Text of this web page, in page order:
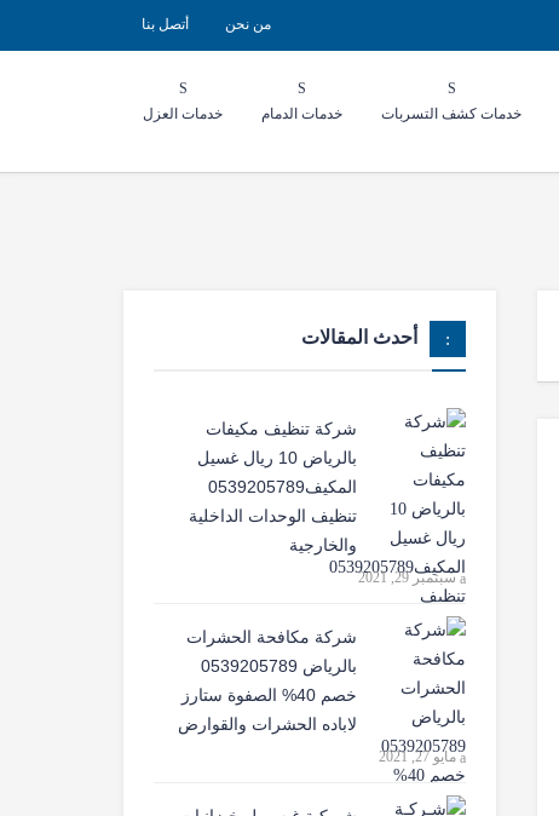
أتصل بنا من نحن
خدمات كشف التسربات خدمات الدمام خدمات العزل
أحدث المقالات
شركة تنظيف مكيفات
بالرياض 10 ريال غسيل
المكيف0539205789
تنظيف الوحدات الداخلية
والخارجية
سبتمبر 29, 2021
شركة مكافحة الحشرات
بالرياض 0539205789
خصم 40% الصفوة ستارز
لاباده الحشرات والقوارض
مايو 27, 2021